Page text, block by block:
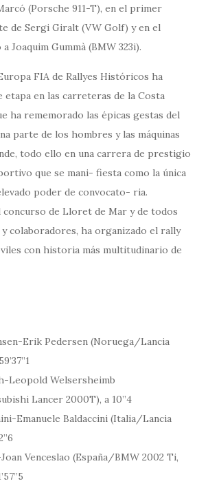
(Porsche 911-T), en el primer
de Sergi Giralt (VW Golf) y en el
Joaquim Gummà (BMW 323i).
FIA de Rallyes Históricos ha
etapa en las carreteras de la Costa
ha rememorado las épicas gestas del
parte de los hombres y las máquinas
todo ello en una carrera de prestigio
que se mani- fiesta como la única
poder de convocato- ria.
concurso de Lloret de Mar y de todos
colaboradores, ha organizado el rally
con historia más multitudinario de
Erik Pedersen (Noruega/Lancia
Leopold Welsersheimb
Lancer 2000T), a 10’’4
Emanuele Baldaccini (Italia/Lancia
Venceslao (España/BMW 2002 Ti,